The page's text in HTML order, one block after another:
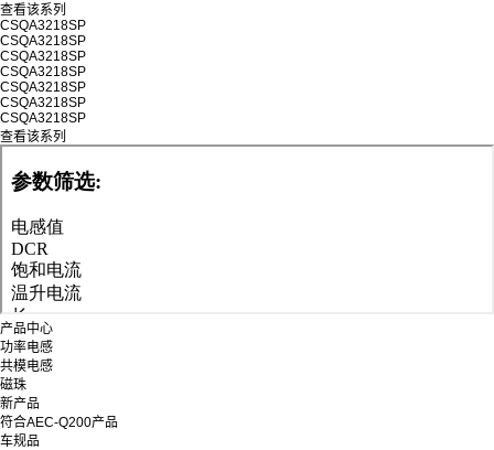
查看该系列
CSQA3218SP
CSQA3218SP
CSQA3218SP
CSQA3218SP
CSQA3218SP
CSQA3218SP
CSQA3218SP
查看该系列
产品中心
功率电感
共模电感
磁珠
新产品
符合AEC-Q200产品
车规品